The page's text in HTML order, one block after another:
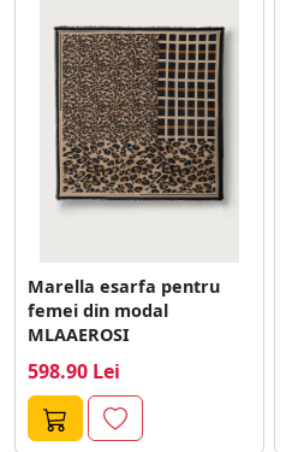
Marella esarfa pentru
femei din modal
MLAAEROSI
598.90 Lei